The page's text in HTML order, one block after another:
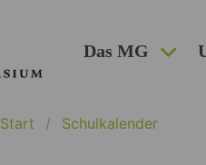
Das MG
Start Schulkalender